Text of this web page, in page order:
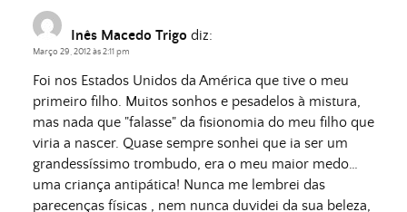
Inês Macedo Trigo diz:
Março 29, 2012 às 2:11 pm
Foi nos Estados Unidos da América que tive o meu
primeiro filho. Muitos sonhos e pesadelos à mistura,
mas nada que "falasse" da fisionomia do meu filho que
viria a nascer. Quase sempre sonhei que ia ser um
grandessíssimo trombudo, era o meu maior medo…
uma criança antipática! Nunca me lembrei das
parecenças físicas , nem nunca duvidei da sua beleza,